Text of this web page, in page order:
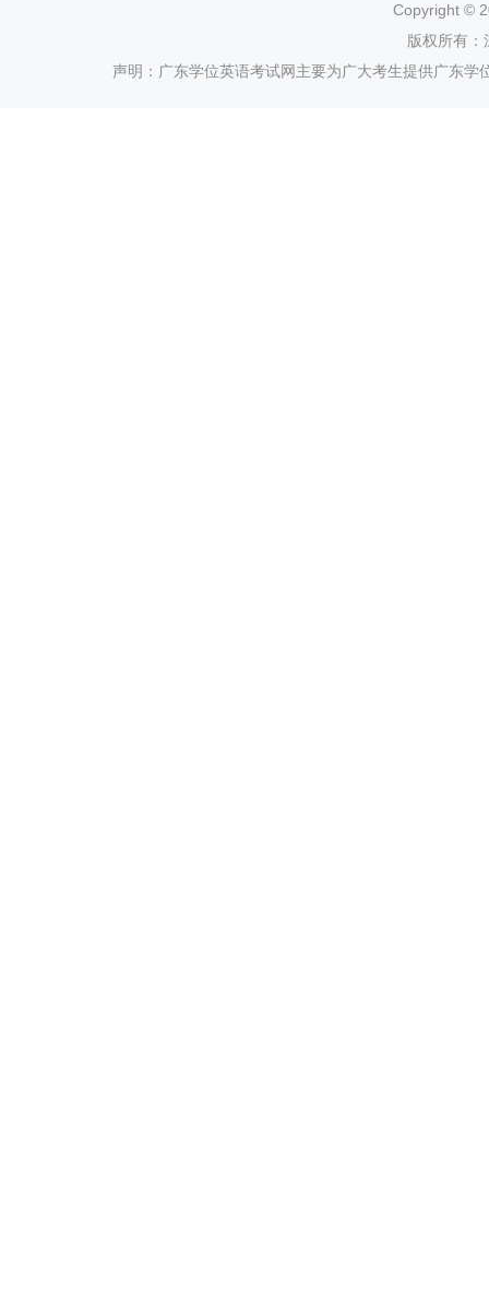
Copyright ©
版权所有
声明：广东学位英语考试网主要为广大考生提供广东